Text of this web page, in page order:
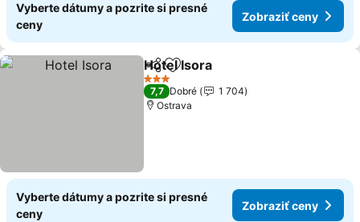
Vyberte dátumy a pozrite si presné
ceny
Zobraziť ceny
ZdieľaťPridať do obľúbených
Hotel Isora
3 Počet hviezdičiek
7,7 Dobré
1 704
Ostrava
Vyberte dátumy a pozrite si presné
ceny
Zobraziť ceny